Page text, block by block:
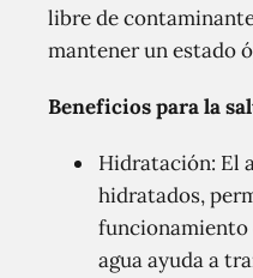
libre de
mantener un estado
Beneficios para la
Hidratación: El
hidratados,
funcionamiento
agua ayuda a